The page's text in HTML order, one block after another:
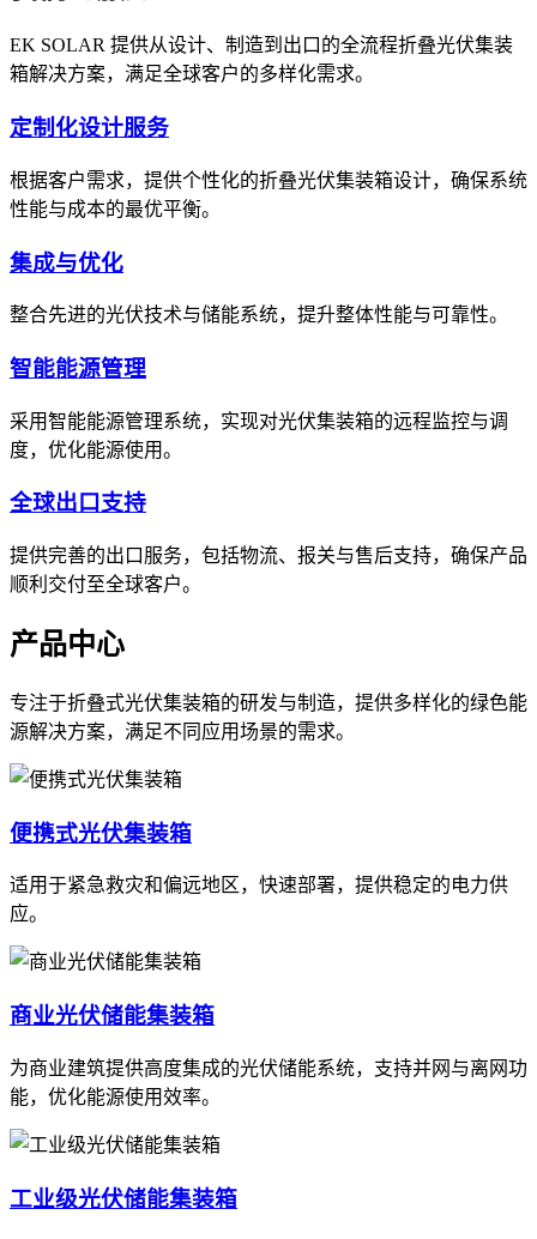
EK SOLAR 提供从设计、制造到出口的全流程折叠光伏集装
箱解决方案，满足全球客户的多样化需求。
定制化设计服务
根据客户需求，提供个性化的折叠光伏集装箱设计，确保系统
性能与成本的最优平衡。
集成与优化
整合先进的光伏技术与储能系统，提升整体性能与可靠性。
智能能源管理
采用智能能源管理系统，实现对光伏集装箱的远程监控与调
度，优化能源使用。
全球出口支持
提供完善的出口服务，包括物流、报关与售后支持，确保产品
顺利交付至全球客户。
产品中心
专注于折叠式光伏集装箱的研发与制造，提供多样化的绿色能
源解决方案，满足不同应用场景的需求。
便携式光伏集装箱
适用于紧急救灾和偏远地区，快速部署，提供稳定的电力供
应。
商业光伏储能集装箱
为商业建筑提供高度集成的光伏储能系统，支持并网与离网功
能，优化能源使用效率。
工业级光伏储能集装箱